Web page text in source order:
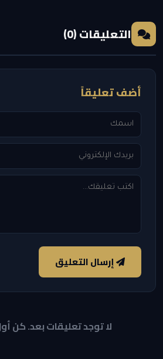
التعليقات (0)
أضف تعليقاً
إرسال التعليق
لا توجد تعليقات بعد. كن